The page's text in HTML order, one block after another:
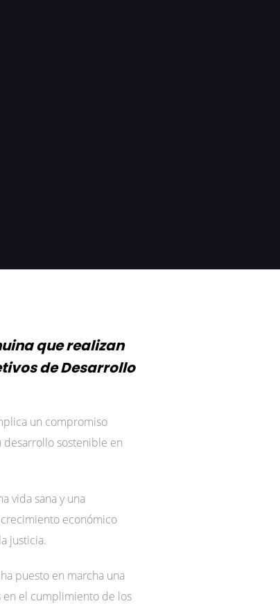
que realizan
de Desarrollo
un compromiso
desarrollo sostenible en
vida sana y una
económico
justicia.
puesto en marcha una
en el cumplimiento de los